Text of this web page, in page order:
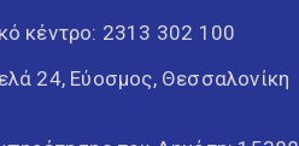
κέντρο: 2313 302 100
24, Εύοσμος, Θεσσαλονίκη